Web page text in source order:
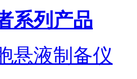
系列产品
悬液制备仪